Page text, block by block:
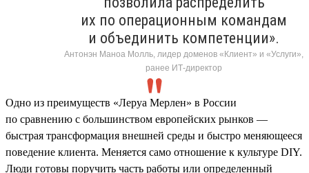
их по операционным командам
и объединить компетенции».
Антонэн Маноа Молль, лидер доменов «Клиент» и «Услуги»,
ранее ИТ-директор
Одно из преимуществ «Леруа Мерлен» в России
по сравнению с большинством европейских рынков —
быстрая трансформация внешней среды и быстро меняющееся
поведение клиента. Меняется само отношение к культуре DIY.
Люди готовы поручить часть работы или определенный